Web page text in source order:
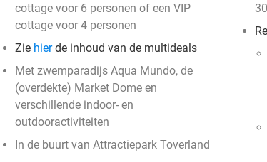
cottage voor 6 personen of een VIP
cottage voor 4 personen
Zie hierde inhoud van de multideals
Met zwemparadijs Aqua Mundo, de
(overdekte) Market Dome en
verschillende indoor- en
outdooractiviteiten
In de buurt van Attractiepark Toverland